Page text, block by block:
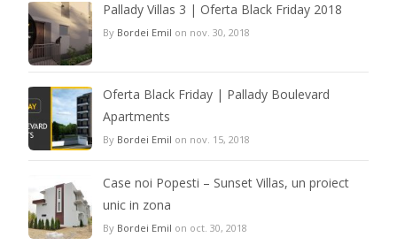
Pallady Villas 3 | Oferta Black Friday 2018
By Bordei Emil on nov. 30, 2018
Oferta Black Friday | Pallady Boulevard
Apartments
By Bordei Emil on nov. 15, 2018
Case noi Popesti – Sunset Villas, un proiect
unic in zona
By Bordei Emil on oct. 30, 2018